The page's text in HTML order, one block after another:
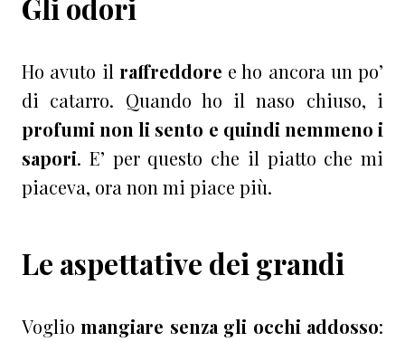
Gli odori
Ho avuto il raffreddore e ho ancora un po’
di catarro. Quando ho il naso chiuso, i
profumi non li sento e quindi nemmeno i
sapori. E’ per questo che il piatto che mi
piaceva, ora non mi piace più.
Le aspettative dei grandi
Vogliomangiare senza gli occhi addosso: